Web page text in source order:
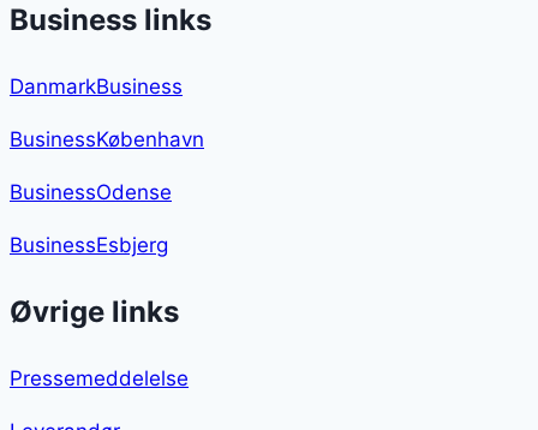
Business links
DanmarkBusiness
BusinessKøbenhavn
BusinessOdense
BusinessEsbjerg
Øvrige links
Pressemeddelelse